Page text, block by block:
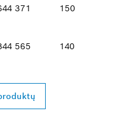
371 150
565 140